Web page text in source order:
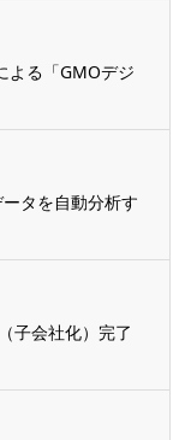
よる「GMOデジ
タを自動分析す
子会社化）完了